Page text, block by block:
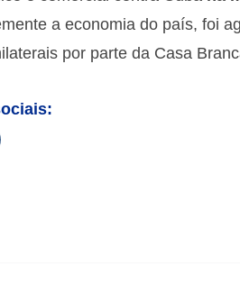
a economia do país, foi
por parte da Casa